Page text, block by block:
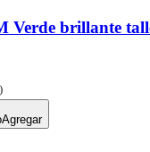
Verde brillante
Agregar